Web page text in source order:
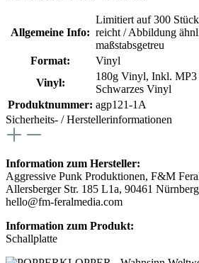
Allgemeine Info:
Limitiert auf 300 Stück
reicht / Abbildung
maßstabsgetreu
Format:
Vinyl
Vinyl:
180g Vinyl, Inkl.
Schwarzes Vinyl
Produktnummer: agp121-1A
Sicherheits- / Herstellerinformationen
Information zum Hersteller:
Aggressive Punk Produktionen, F&M
Allersberger Str. 185 L1a, 90461
hello@fm-feralmedia.com
Information zum Produkt:
Schallplatte